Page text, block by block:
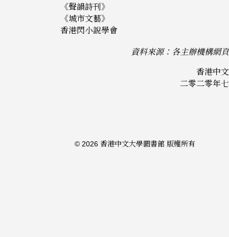
《聲韻詩刊》
《城市文藝》
香港閃小說學會
資料來源：各主辦機構網
香港中
二零二零年
© 2026 香港中文大學圖書館 版權所有